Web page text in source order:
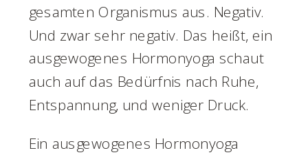
gesamten Organismus aus. Negativ.
Und zwar sehr negativ. Das heißt, ein
ausgewogenes Hormonyoga schaut
auch auf das Bedürfnis nach Ruhe,
Entspannung, und weniger Druck.
Ein ausgewogenes Hormonyoga